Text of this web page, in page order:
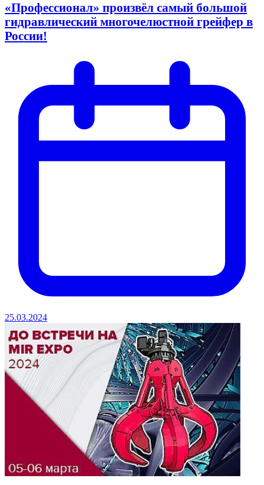
«Профессионал» произвёл самый большой
гидравлический многочелюстной грейфер в
России!
25.03.2024